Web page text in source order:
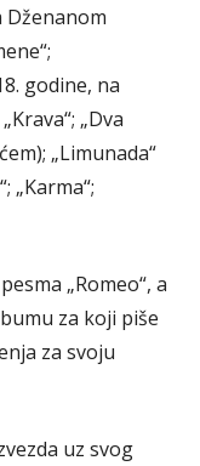
Dženanom
godine, na
„Dva
„Limunada“
„Karma“;
„Romeo“, a
za koji piše
za svoju
uz svog